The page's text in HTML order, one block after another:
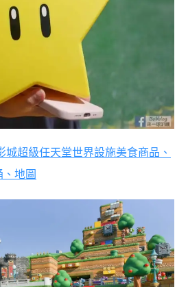
城超級任天堂世界設施美食商品、
地圖